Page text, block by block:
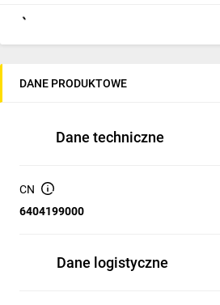
DANE PRODUKTOWE
Dane techniczne
CN
6404199000
Dane logistyczne